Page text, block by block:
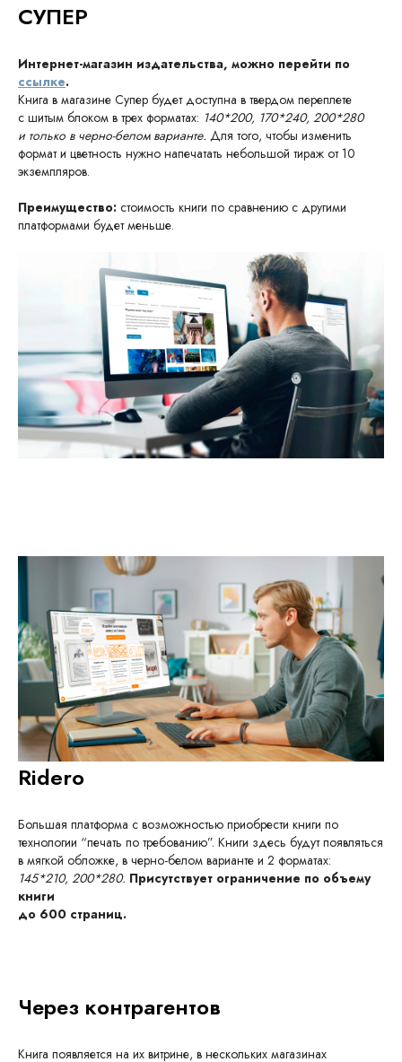
СУПЕР
Интернет-магазин издательства, можно перейти по
ссылке.
Книга в магазине Супер будет доступна в твердом переплете
с шитым блоком в трех форматах: 140*200, 170*240, 200*280
и только в черно-белом варианте. Для того, чтобы изменить
формат и цветность нужно напечатать небольшой тираж от 10
экземпляров.
Преимущество: стоимость книги по сравнению с другими
платформами будет меньше.
Ridero
Большая платформа с возможностью приобрести книги по
технологии “печать по требованию”. Книги здесь будут появляться
в мягкой обложке, в черно-белом варианте и 2 форматах:
145*210, 200*280. Присутствует ограничение по объему
книги
до 600 страниц.
Через контрагентов
Книга появляется на их витрине, в нескольких магазинах